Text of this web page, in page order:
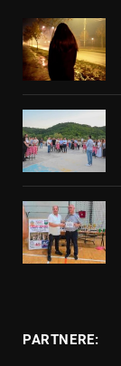
PARTNERE: